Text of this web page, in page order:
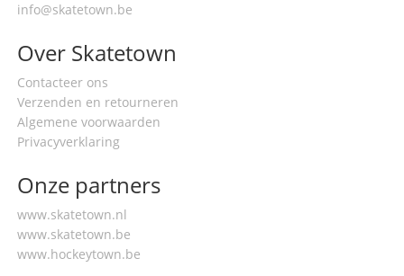
info@skatetown.be
Over Skatetown
Contacteer ons
Verzenden en retourneren
Algemene voorwaarden
Privacyverklaring
Onze partners
www.skatetown.nl
www.skatetown.be
www.hockeytown.be